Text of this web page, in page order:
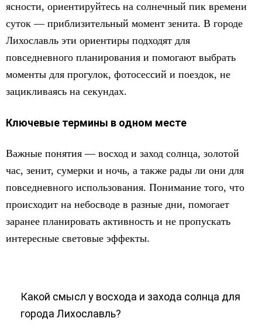
ясности, ориентируйтесь на солнечный пик времени
суток — приблизительный момент зенита. В городе
Лихославль эти ориентиры подходят для
повседневного планирования и помогают выбрать
моменты для прогулок, фотосессий и поездок, не
зацикливаясь на секундах.
Ключевые термины в одном месте
Важные понятия — восход и заход солнца, золотой
час, зенит, сумерки и ночь, а также рады ли они для
повседневного использования. Понимание того, что
происходит на небосводе в разные дни, помогает
заранее планировать активность и не пропускать
интересные световые эффекты.
Какой смысл у восхода и захода солнца для
города Лихославль?